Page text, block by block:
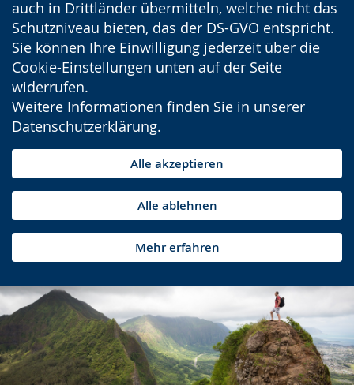
auch in Drittländer übermitteln, welche nicht das
Schutzniveau bieten, das der DS-GVO entspricht.
Sie können Ihre Einwilligung jederzeit über die
Cookie-Einstellungen unten auf der Seite
widerrufen.
Weitere Informationen finden Sie in unserer
Datenschutzerklärung.
Alle akzeptieren
Alle ablehnen
Mehr erfahren